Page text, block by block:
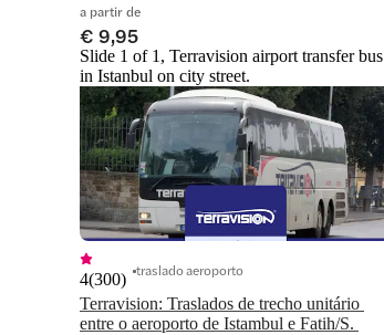
a partir de
€ 9,95
Slide 1 of 1, Terravision airport transfer bus
in Istanbul on city street.
Terravision: Traslados de trecho unitário
entre o aeroporto de Istambul e Fatih/S.
4(300) traslado aeroporto